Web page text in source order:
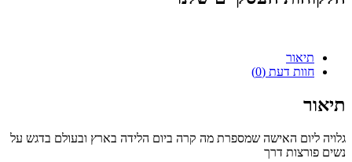
תיאור
חוות דעת (0)
תיאור
גלויה ליום האישה שמספרת מה קרה ביום הלידה בארץ ובעולם בדגש על
נשים פורצות דרך